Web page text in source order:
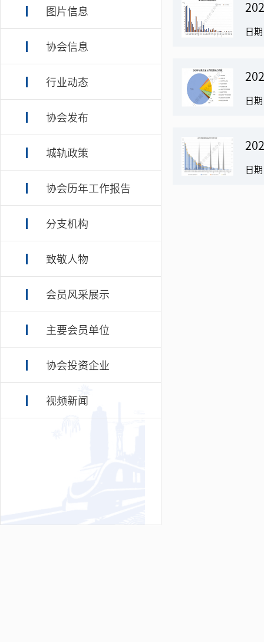
图片信息
协会信息
行业动态
协会发布
城轨政策
协会历年工作报告
分支机构
致敬人物
会员风采展示
主要会员单位
协会投资企业
视频新闻
日
日
日